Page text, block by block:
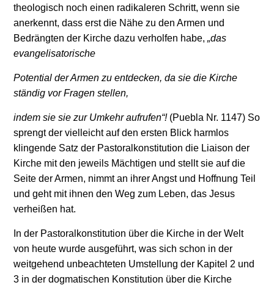
theologisch noch einen radikaleren Schritt, wenn sie
anerkennt, dass erst die Nähe zu den Armen und
Bedrängten der Kirche dazu verholfen habe,„das
evangelisatorische
Potential der Armen zu entdecken, da sie die Kirche
ständig vor Fragen stellen,
indem sie sie zur Umkehr aufrufen“! (Puebla Nr. 1147) So
sprengt der vielleicht auf den ersten Blick harmlos
klingende Satz der Pastoralkonstitution die Liaison der
Kirche mit den jeweils Mächtigen und stellt sie auf die
Seite der Armen, nimmt an ihrer Angst und Hoffnung Teil
und geht mit ihnen den Weg zum Leben, das Jesus
verheißen hat.
In der Pastoralkonstitution über die Kirche in der Welt
von heute wurde ausgeführt, was sich schon in der
weitgehend unbeachteten Umstellung der Kapitel 2 und
3 in der dogmatischen Konstitution über die Kirche